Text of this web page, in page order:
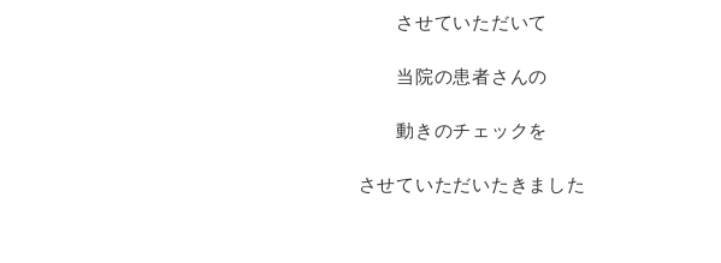
させていただいて
当院の患者さんの
動きのチェックを
させていただいたきました